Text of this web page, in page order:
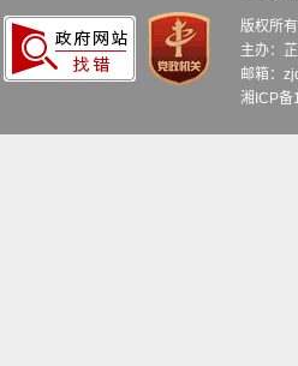
版权所
主办：
邮箱：
湘ICP备